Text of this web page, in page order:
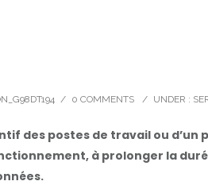
/ 0 COMMENTS / UNDER :
des postes de travail ou
à prolonger la